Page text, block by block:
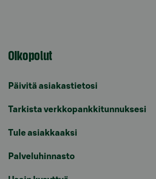
Oikopolut
Päivitä asiakastietosi
Tarkista verkkopankkitunnuksesi
Tule asiakkaaksi
Palveluhinnasto